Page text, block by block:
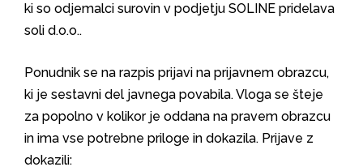
ki so odjemalci surovin v podjetju SOLINE pridelava
soli d.o.o..
Ponudnik se na razpis prijavi na prijavnem obrazcu,
ki je sestavni del javnega povabila. Vloga se šteje
za popolno v kolikor je oddana na pravem obrazcu
in ima vse potrebne priloge in dokazila. Prijave z
dokazili: